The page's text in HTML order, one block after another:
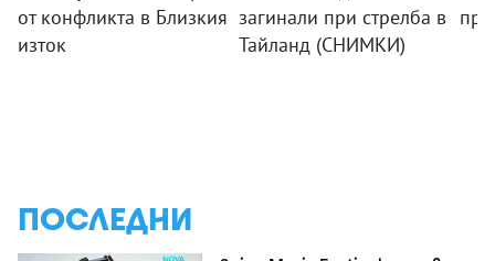
от конфликта в Близкия
изток
загинали при стрелба в
Тайланд (СНИМКИ)
ПОСЛЕДНИ